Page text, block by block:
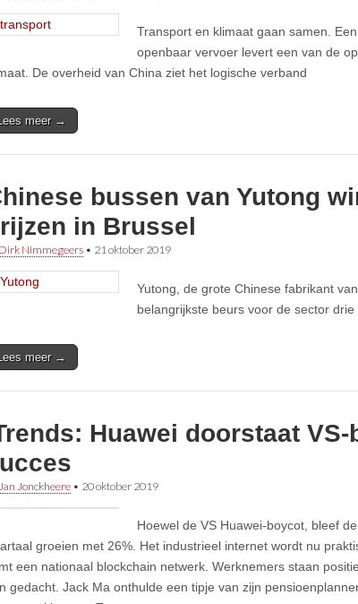
Transport en klimaat gaan samen.
openbaar vervoer levert een van de
De overheid van China ziet het logische verband
meer →
bussen van Yutong
in Brussel
Dirk Nimmegeers • 21 oktober 2019
Yutong, de grote Chinese fabrikant
belangrijkste beurs voor de sector
meer →
Huawei doorstaat
Jan Jonckheere • 20 oktober 2019
Hoewel de VS Huawei-boycot, bleef
groeien met 26%. Het industrieel internet wordt nu
een nationaal blockchain netwerk. Werknemers staan
gedacht. Jack Ma onthulde een tipje van zijn